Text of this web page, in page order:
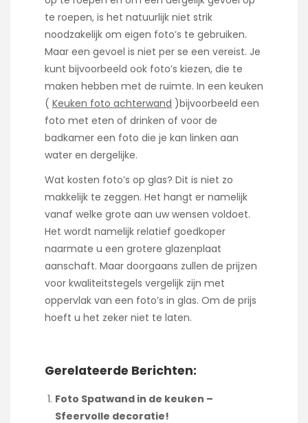
te roepen, is het natuurlijk niet strik
noodzakelijk om eigen foto’s te gebruiken.
Maar een gevoel is niet per se een vereist. Je
kunt bijvoorbeeld ook foto’s kiezen, die te
maken hebben met de ruimte. In een keuken
( Keuken foto achterwand )bijvoorbeeld een
foto met eten of drinken of voor de
badkamer een foto die je kan linken aan
water en dergelijke.
Wat kosten foto’s op glas? Dit is niet zo
makkelijk te zeggen. Het hangt er namelijk
vanaf welke grote aan uw wensen voldoet.
Het wordt namelijk relatief goedkoper
naarmate u een grotere glazenplaat
aanschaft. Maar doorgaans zullen de prijzen
voor kwaliteitstegels vergelijk zijn met
oppervlak van een foto’s in glas. Om de prijs
hoeft u het zeker niet te laten.
Gerelateerde Berichten:
Foto Spatwand in de keuken –
Sfeervolle decoratie!